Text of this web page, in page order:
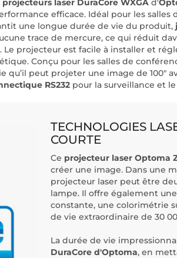
projecteurs laser DuraCore WXGA d'
efficace. Idéal pour les salles
une longue durée de vie du produit,
trace de mercure, ce qui réduit
projecteur est facile à installer et
Conçu pour les salles de
qu’il peut projeter une image de 100"
RS232 pour la surveillance et
TECHNOLOGIES
COURTE
Ce projecteur laser Optoma
créer une image. Dans une
projecteur laser peut être
lampe. Il offre également
constante, une colorimétrie
de vie extraordinaire de 30
La durée de vie
DuraCore d'Optoma, en